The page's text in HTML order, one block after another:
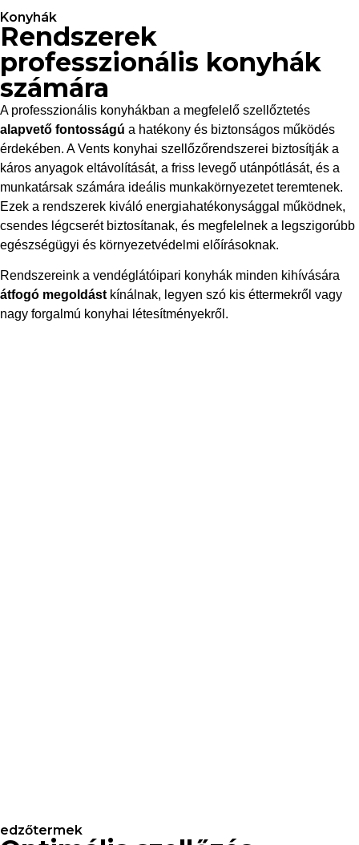
Konyhák
Rendszerek
professzionális konyhák
számára
A professzionális konyhákban a megfelelő szellőztetés
alapvető fontosságú a hatékony és biztonságos működés
érdekében. A Vents konyhai szellőzőrendszerei biztosítják a
káros anyagok eltávolítását, a friss levegő utánpótlását, és a
munkatársak számára ideális munkakörnyezetet teremtenek.
Ezek a rendszerek kiváló energiahatékonysággal működnek,
csendes légcserét biztosítanak, és megfelelnek a legszigorúbb
egészségügyi és környezetvédelmi előírásoknak.
Rendszereink a vendéglátóipari konyhák minden kihívására
átfogó megoldást kínálnak, legyen szó kis éttermekről vagy
nagy forgalmú konyhai létesítményekről.
edzőtermek